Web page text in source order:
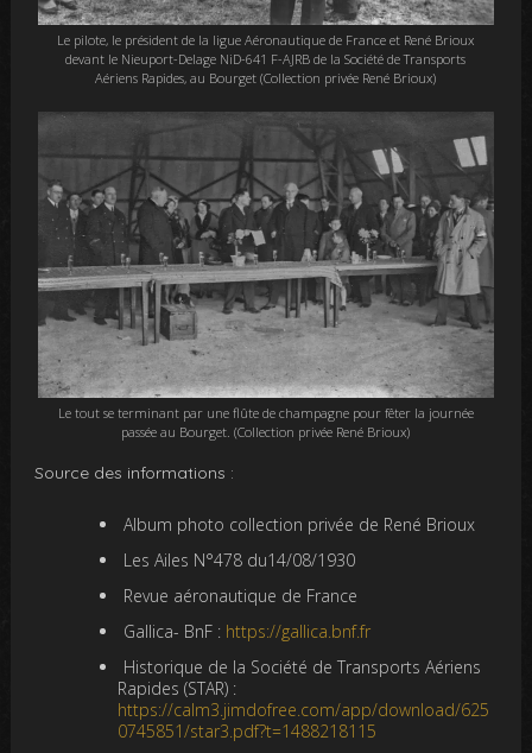
Le pilote, le président de la ligue Aéronautique de France et René Brioux
devant le Nieuport-Delage NiD-641 F-AJRB de la Société de Transports
Aériens Rapides, au Bourget (Collection privée René Brioux)
Le tout se terminant par une flûte de champagne pour fêter la journée
passée au Bourget. (Collection privée René Brioux)
Source des informations :
Album photo collection privée de René Brioux
Les Ailes N°478 du14/08/1930
Revue aéronautique de France
Gallica- BnF : https://gallica.bnf.fr
Historique de la Société de Transports Aériens
Rapides (STAR) :
https://calm3.jimdofree.com/app/download/625
0745851/star3.pdf?t=1488218115